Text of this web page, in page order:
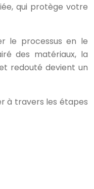
qui protège votre
le processus en le
des matériaux, la
redouté devient un
à travers les étapes